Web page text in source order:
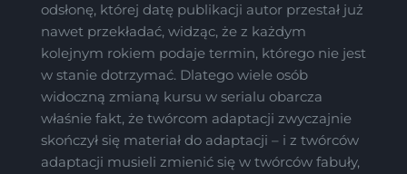
odsłonę, której datę publikacji autor przestał już
nawet przekładać, widząc, że z każdym
kolejnym rokiem podaje termin, którego nie jest
w stanie dotrzymać. Dlatego wiele osób
widoczną zmianą kursu w serialu obarcza
właśnie fakt, że twórcom adaptacji zwyczajnie
skończył się materiał do adaptacji – i z twórców
adaptacji musieli zmienić się w twórców fabuły,